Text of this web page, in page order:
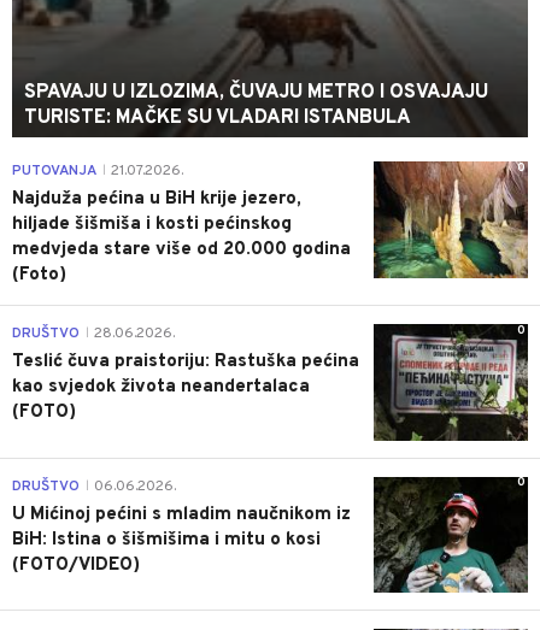
SPAVAJU U IZLOZIMA, ČUVAJU METRO I OSVAJAJU
TURISTE: MAČKE SU VLADARI ISTANBULA
0
PUTOVANJA 21.07.2026.
Najduža pećina u BiH krije jezero,
hiljade šišmiša i kosti pećinskog
medvjeda stare više od 20.000 godina
(Foto)
0
DRUŠTVO 28.06.2026.
Teslić čuva praistoriju: Rastuška pećina
kao svjedok života neandertalaca
(FOTO)
0
DRUŠTVO 06.06.2026.
U Mićinoj pećini s mladim naučnikom iz
BiH: Istina o šišmišima i mitu o kosi
(FOTO/VIDEO)